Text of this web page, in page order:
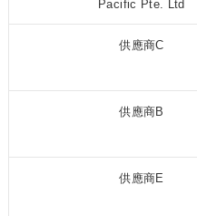
Pacific Pte. Ltd
供應商C
供應商B
供應商E